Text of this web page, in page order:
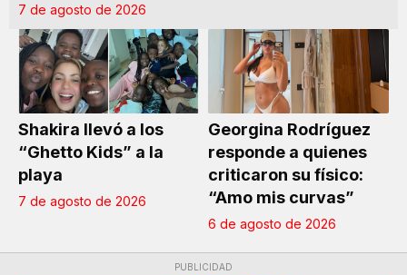
7 de agosto de 2026
Shakira llevó a los
“Ghetto Kids” a la
playa
7 de agosto de 2026
Georgina Rodríguez
responde a quienes
criticaron su físico:
“Amo mis curvas”
6 de agosto de 2026
PUBLICIDAD